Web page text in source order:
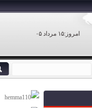
امروز:۱۵ مرداد ۰۵